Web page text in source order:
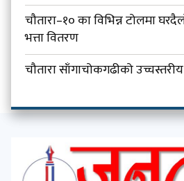
चौतारा–१० का विभिन्न टोलमा
भत्ता वितरण
चौतारा साँगाचोकगढीको